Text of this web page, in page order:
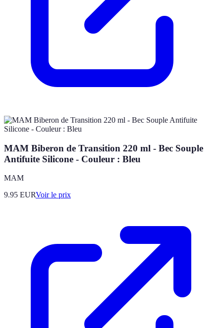
MAM Biberon de Transition 220 ml - Bec Souple
Antifuite Silicone - Couleur : Bleu
MAM
9.95 EURVoir le prix